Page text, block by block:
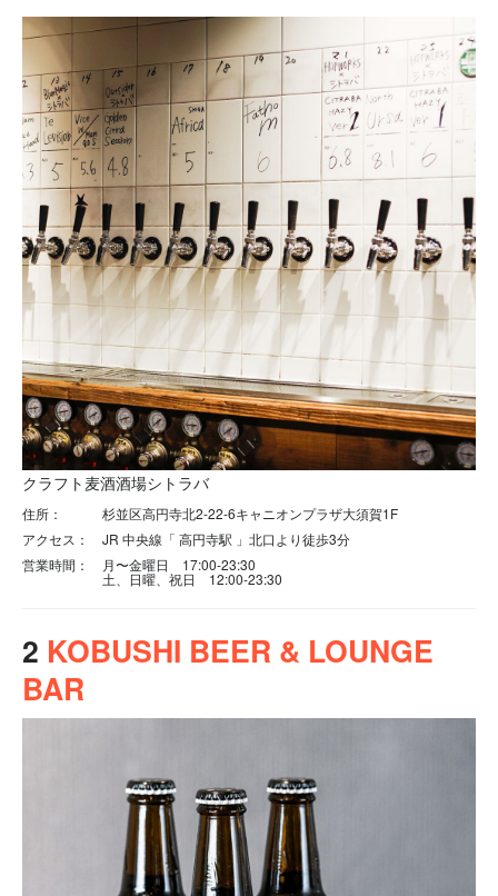
クラフト麦酒酒場シトラバ
住所： 杉並区高円寺北2-22-6キャニオンプラザ大須賀1F
アクセス： JR 中央線「 高円寺駅 」北口より徒歩3分
営業時間：
月〜金曜日 17:00-23:30
土、日曜、祝日 12:00-23:30
2 KOBUSHI BEER & LOUNGE
BAR